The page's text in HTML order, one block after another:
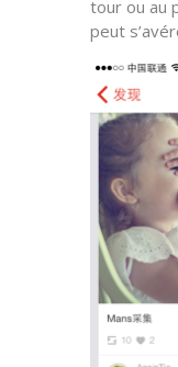
tour ou au
peut